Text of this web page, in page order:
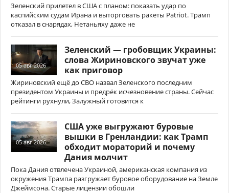
Зеленский прилетел в США с планом: показать удар по
каспийским судам Ирана и выторговать ракеты Patriot. Трамп
отказал в снарядах, Нетаньяху даже не
05 авг 2026
Зеленский — гробовщик Украины:
слова Жириновского звучат уже
как приговор
Жириновский ещё до СВО назвал Зеленского последним
президентом Украины и предрёк исчезновение страны. Сейчас
рейтинги рухнули, Залужный готовится к
05 авг 2026
США уже выгружают буровые
вышки в Гренландии: как Трамп
обходит мораторий и почему
Дания молчит
Пока Дания отвлечена Украиной, американская компания из
окружения Трампа разгружает буровое оборудование на Земле
Джеймсона. Старые лицензии обошли